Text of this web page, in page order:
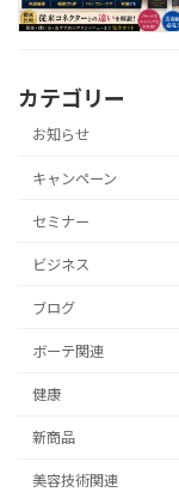
カテゴリー
お知らせ
キャンペーン
セミナー
ビジネス
ブログ
ボーテ関連
健康
新商品
美容技術関連